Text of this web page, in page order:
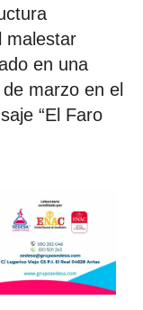
malestar
en una
marzo en el
“El Faro